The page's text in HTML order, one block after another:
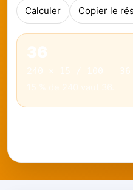
Calculer Copier le